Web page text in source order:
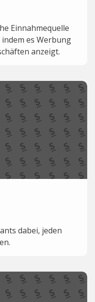
Einnahmequelle
es Werbung
anzeigt.
dabei, jeden